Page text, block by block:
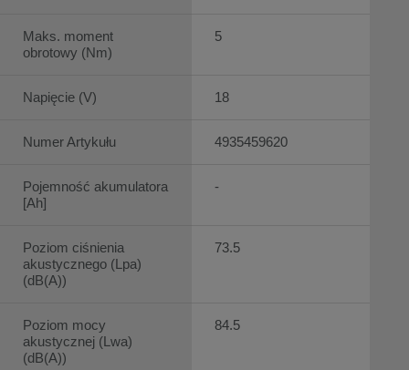
Maks. moment
obrotowy (Nm)
Napięcie (V)
Numer Artykułu
Pojemność akumulatora
[Ah]
Poziom ciśnienia
akustycznego (Lpa)
(dB(A))
Poziom mocy
akustycznej (Lwa)
(dB(A))
5
18
4935459620
-
73.5
84.5